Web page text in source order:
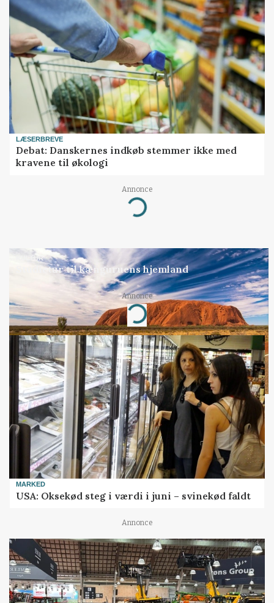
LÆSERBREVE
Debat: Danskernes indkøb stemmer ikke med
kravene til økologi
Annonce
Loading...
KULTUR
Studietur til kænguruens hjemland
Annonce
Loading...
MARKED
USA: Oksekød steg i værdi i juni – svinekød faldt
Annonce